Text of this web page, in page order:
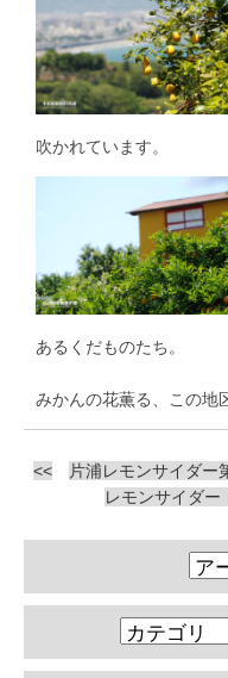
吹かれています。
あるくだものたち。
みかんの花薫る、この地
<< 片浦レモンサイダー
レモンサイダー